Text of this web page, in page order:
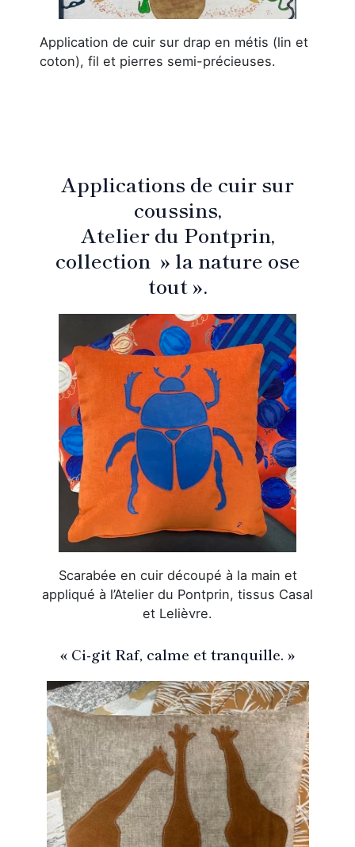
Application de cuir sur drap en métis (lin et
coton), fil et pierres semi-précieuses.
Applications de cuir sur
coussins,
Atelier du Pontprin,
collection » la nature ose
tout ».
Scarabée en cuir découpé à la main et
appliqué à l’Atelier du Pontprin, tissus Casal
et Lelièvre.
« Ci-git Raf, calme et tranquille. »